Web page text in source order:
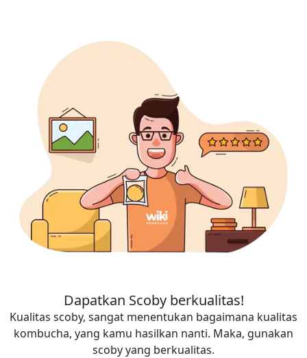
Dapatkan Scoby berkualitas!
Kualitas scoby, sangat menentukan bagaimana kualitas
kombucha, yang kamu hasilkan nanti. Maka, gunakan
scoby yang berkualitas.